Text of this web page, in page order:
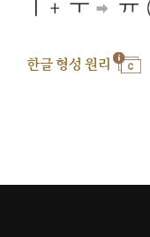
한글 형성 원리